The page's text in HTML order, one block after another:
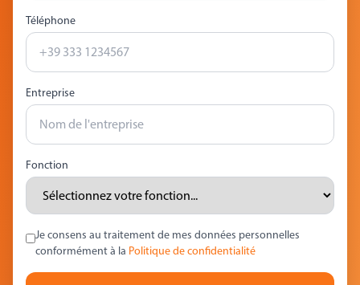
Téléphone
Entreprise
Fonction
Je consens au traitement de mes données personnelles
conformément à la Politique de confidentialité